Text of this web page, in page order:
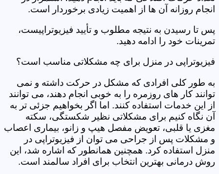
انجام روزانه آن ها از اهمیت زیادی برخوردار است.
پس تا رسیدن به نتیجه مطلوب و تأیید فیزیوتراپیست،
تمرینات خود را ادامه دهید.
فیزیوتراپی در منزل برای چه مشکلاتی مناسب است؟
به طور کلی افرادی که مشکل در حرکت داشته و نمی
توانند کار های روزمره را به خوبی انجام دهند، می توانند
از این خدمات استفاده کنند. اما اگر بخواهیم جزئی تر به
آن نگاه کنیم برای مشکلاتی نظیر شکستگی، سکته
مغزی یا قلبی، تعویض مفصل هیپ و زانو، بیماری اعصاب
و مشکلات پس از جراحی می توان از فیزیوتراپی در
منزل استفاده کرد. همچنین همانطور که اشاره شد، این
روش درمانی بهترین انتخاب برای افراد سالمند است.